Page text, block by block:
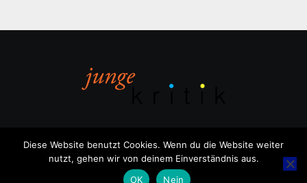
Copyright © All rights reserved |Blogusvon
Themeansar
Diese Website benutzt Cookies. Wenn du die Website weiter
nutzt, gehen wir von deinem Einverständnis aus.
OK
Nein